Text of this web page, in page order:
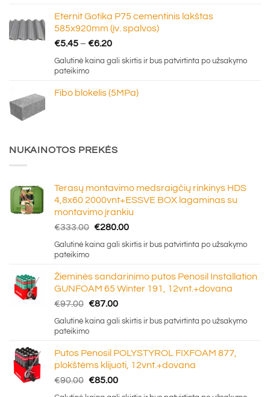
€16.50
Eternit Gotika P75 cementinis lakštas
585x920mm (įv. spalvos)
€5.45 – €6.20Price
range:
€6.20
Galutinė kaina gali skirtis ir bus patvirtinta po užsakymo
pateikimo
Fibo blokelis (5MPa)
NUKAINOTOS PREKĖS
Terasų montavimo medsraigčių rinkinys HDS
4,8x60 2000vnt+ESSVE BOX lagaminas su
montavimo įrankiu
€333.00 Original
price
was:
€280.00Current
price
Galutinė kaina gali skirtis ir bus patvirtinta po užsakymo
pateikimo
Žieminės sandarinimo putos Penosil Installation
GUNFOAM 65 Winter 191, 12vnt.+dovana
€97.00 Original
price
was:
€87.00Current
price
Galutinė kaina gali skirtis ir bus patvirtinta po užsakymo
pateikimo
Putos Penosil POLYSTYROL FIXFOAM 877,
plokštėms klijuoti, 12vnt.+dovana
€90.00 Original
price
€85.00Current
price